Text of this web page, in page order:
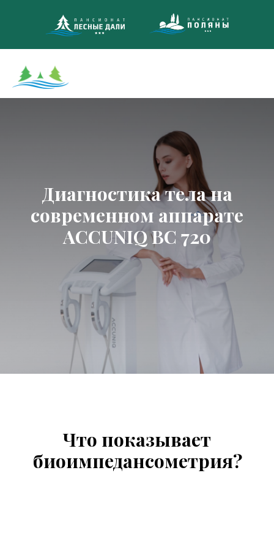
8 (495)
Диагностика тела на
современном аппарате
АCCUNIQ BC 720
Что показывает
биоимпедансометрия?